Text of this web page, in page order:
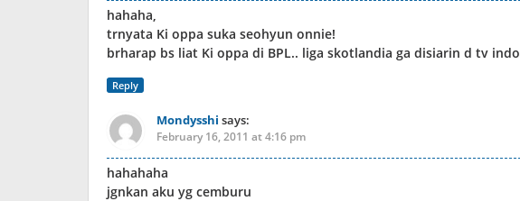
hahaha,
trnyata Ki oppa suka seohyun onnie!
brharap bs liat Ki oppa di BPL.. liga skotlandia ga disiarin d tv indo
Reply
Mondysshi says:
February 16, 2011 at 4:16 pm
hahahaha
jgnkan aku yg cemburu